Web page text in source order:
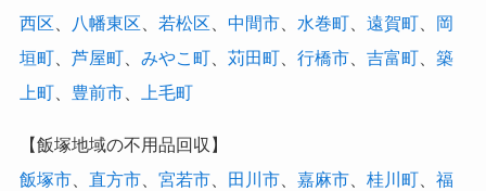
西区
八幡東区 若松区 中間市、 水巻町、 遠賀町、 岡
垣町、 芦屋町、 みやこ町、 苅田町、 行橋市、 吉富町、 築
上町、 豊前市、 上毛町
【飯塚地域の不用品回収】
飯塚市、 直方市、 宮若市、 田川市、 嘉麻市、 桂川町、 福